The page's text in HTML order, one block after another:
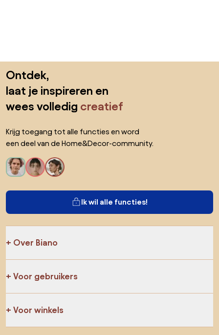
Ontdek,
laat je inspireren en
wees volledig creatief
Krijg toegang tot alle functies en word
een deel van de Home&Decor-community.
Ik wil alle functies!
Over Biano
Voor gebruikers
Voor winkels